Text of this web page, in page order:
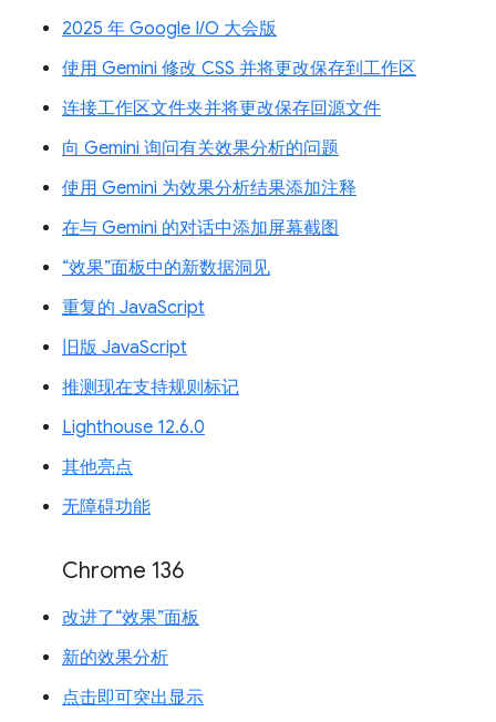
2025 年 Google I/O 大会版
使用 Gemini 修改 CSS 并将更改保存到工作区
连接工作区文件夹并将更改保存回源文件
向 Gemini 询问有关效果分析的问题
使用 Gemini 为效果分析结果添加注释
在与 Gemini 的对话中添加屏幕截图
“效果”面板中的新数据洞见
重复的 JavaScript
旧版 JavaScript
推测现在支持规则标记
Lighthouse 12.6.0
其他亮点
无障碍功能
Chrome 136
改进了“效果”面板
新的效果分析
点击即可突出显示